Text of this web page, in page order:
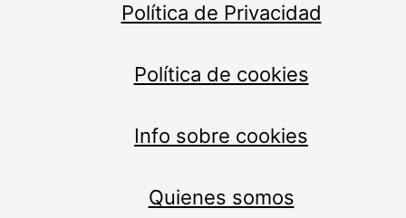
Política de Privacidad
Política de cookies
Info sobre cookies
Quienes somos